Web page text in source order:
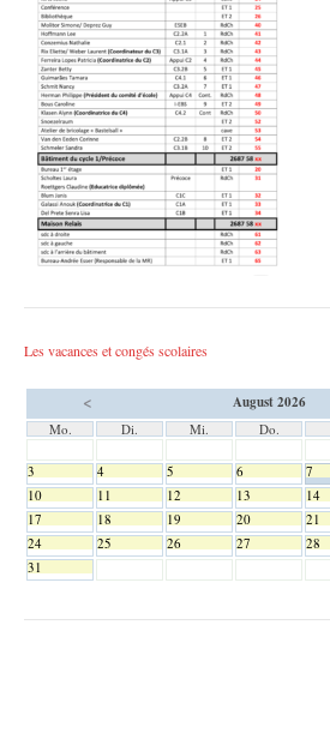
Les vacances et congés scolaires
< August 2026
Mo. Di. Mi. Do.
3
4 5 6 7
10
11 12 13 14
17
18 19 20 21
24
25 26 27 28
31